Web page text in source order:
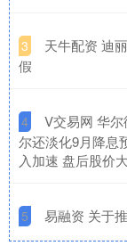
3
天牛配资 迪
假
4
​V交易网 华
尔还淡化9月降息
入加速 盘后股价
5 易融资 关于